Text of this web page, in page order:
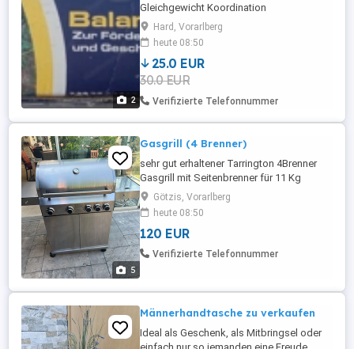
2
Gleichgewicht Koordination
Hard, Vorarlberg
heute 08:50
25.0 EUR
30.0 EUR
Verifizierte Telefonnummer
5
Gasgrill (4 Brenner)
sehr gut erhaltener Tarrington 4Brenner
Gasgrill mit Seitenbrenner für 11 Kg
Gasflasche (nicht dabei) in
Edelstahlausführung und Abdeckung um
120 Euro zu verkaufen. (Neupreis war ca.
370 Euro)
Götzis, Vorarlberg
heute 08:50
120 EUR
Verifizierte Telefonnummer
Männerhandtasche zu verkaufen
Ideal als Geschenk, als Mitbringsel oder